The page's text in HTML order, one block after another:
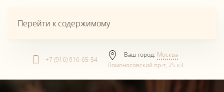
Перейти к содержимому
+7 (916) 916-65-54
Ваш город: Москва
Ломоносовский пр-т, 25 к3